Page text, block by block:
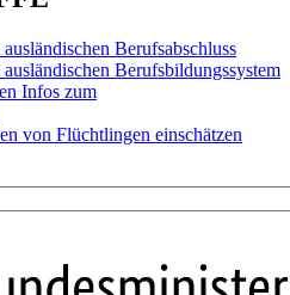
Berufsabschluss
Berufsbildungssystem
Infos zum
von Flüchtlingen einschätzen